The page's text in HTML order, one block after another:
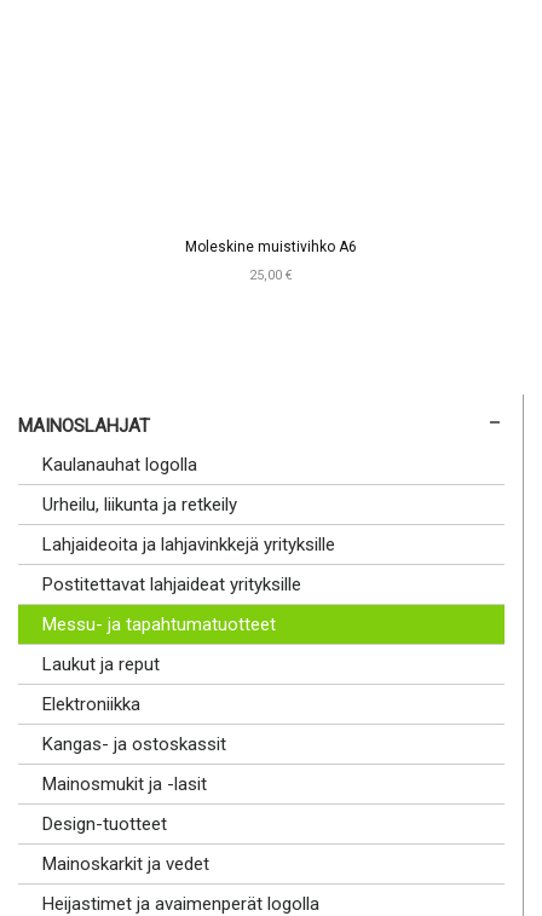
Moleskine muistivihko A6
25,00 €
MAINOSLAHJAT
Kaulanauhat logolla
Urheilu, liikunta ja retkeily
Lahjaideoita ja lahjavinkkejä yrityksille
Postitettavat lahjaideat yrityksille
Messu- ja tapahtumatuotteet
Laukut ja reput
Elektroniikka
Kangas- ja ostoskassit
Mainosmukit ja -lasit
Design-tuotteet
Mainoskarkit ja vedet
Heijastimet ja avaimenperät logolla